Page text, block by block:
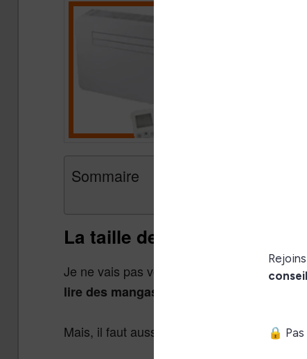
Sommaire
La taille de l’écran de la
Je ne vais pas vous surprendre si je
lire des mangas
Mais, il faut aussi tenir compte du nombre